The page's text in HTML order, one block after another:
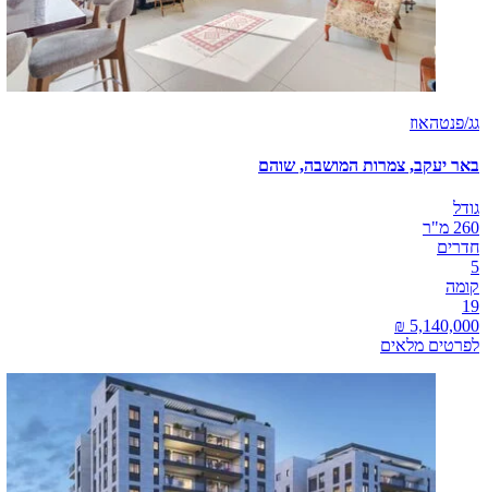
גג/פנטהאוז
באר יעקב, צמרות המושבה, שוהם
גודל
260 מ"ר
חדרים
5
קומה
19
לפרטים מלאים